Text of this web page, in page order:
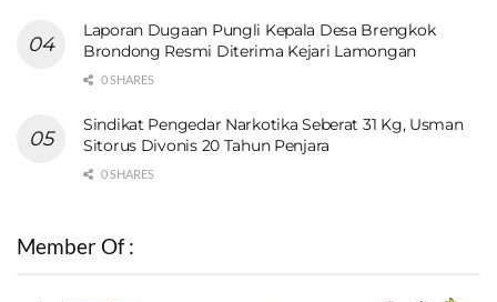
Laporan Dugaan Pungli Kepala Desa Brengkok
Brondong Resmi Diterima Kejari Lamongan
0 SHARES
Sindikat Pengedar Narkotika Seberat 31 Kg, Usman
Sitorus Divonis 20 Tahun Penjara
0 SHARES
Member Of :